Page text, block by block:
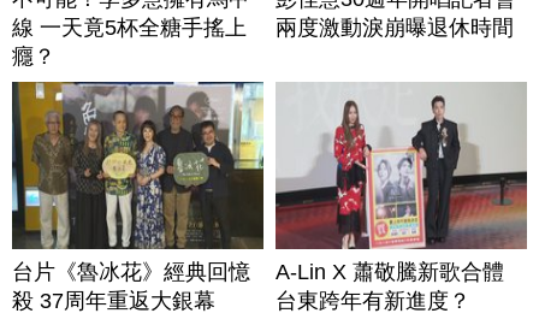
線 一天竟5杯全糖手搖上
癮？
兩度激動淚崩曝退休時間
台片《魯冰花》經典回憶
殺 37周年重返大銀幕
A-Lin X 蕭敬騰新歌合體
台東跨年有新進度？